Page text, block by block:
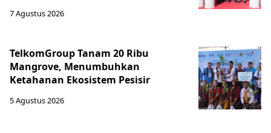
7 Agustus 2026
TelkomGroup Tanam 20 Ribu
Mangrove, Menumbuhkan
Ketahanan Ekosistem Pesisir
5 Agustus 2026